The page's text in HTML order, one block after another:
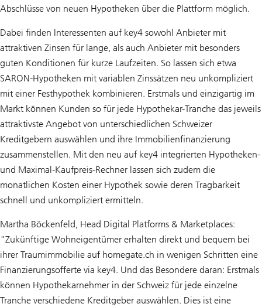
Abschlüsse von neuen Hypotheken über die Plattform möglich.
Dabei finden Interessenten auf key4 sowohl Anbieter mit
attraktiven Zinsen für lange, als auch Anbieter mit besonders
guten Konditionen für kurze Laufzeiten. So lassen sich etwa
SARON-Hypotheken mit variablen Zinssätzen neu unkompliziert
mit einer Festhypothek kombinieren. Erstmals und einzigartig im
Markt können Kunden so für jede Hypothekar-Tranche das jeweils
attraktivste Angebot von unterschiedlichen Schweizer
Kreditgebern auswählen und ihre Immobilienfinanzierung
zusammenstellen. Mit den neu auf key4 integrierten Hypotheken-
und Maximal-Kaufpreis-Rechner lassen sich zudem die
monatlichen Kosten einer Hypothek sowie deren Tragbarkeit
schnell und unkompliziert ermitteln.
Martha Böckenfeld, Head Digital Platforms & Marketplaces:
"Zukünftige Wohneigentümer erhalten direkt und bequem bei
ihrer Traumimmobilie auf homegate.ch in wenigen Schritten eine
Finanzierungsofferte via key4. Und das Besondere daran: Erstmals
können Hypothekarnehmer in der Schweiz für jede einzelne
Tranche verschiedene Kreditgeber auswählen. Dies ist eine